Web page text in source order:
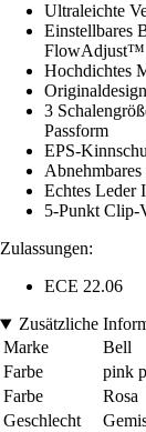
Ultraleichte
Einstellbares
FlowAdjust™
Hochdichtes
3
Passform
EPS-
Echtes Leder
5-Punkt Clip-
Zulassungen:
ECE 22.06
Zusätzliche
Marke
Bell
Farbe
pink
Farbe
Rosa
Geschlecht